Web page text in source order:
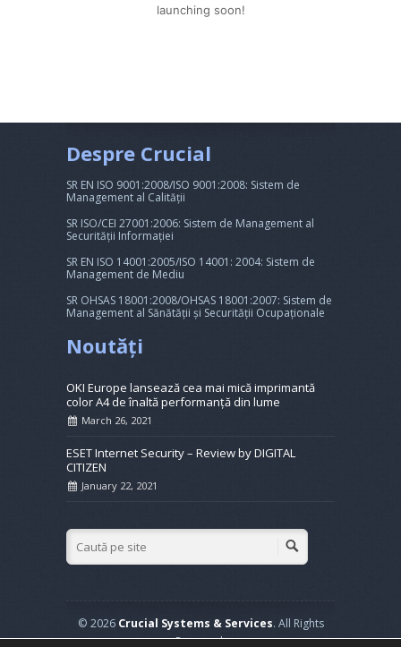
launching soon!
Despre Crucial
SR EN ISO 9001:2008/ISO 9001:2008: Sistem de
Management al Calității
SR ISO/CEI 27001:2006: Sistem de Management al
Securității Informației
SR EN ISO 14001:2005/ISO 14001: 2004: Sistem de
Management de Mediu
SR OHSAS 18001:2008/OHSAS 18001:2007: Sistem de
Management al Sănătății și Securității Ocupaționale
Noutăți
OKI Europe lansează cea mai mică imprimantă
color A4 de înaltă performanță din lume
March 26, 2021
ESET Internet Security – Review by DIGITAL
CITIZEN
January 22, 2021
© 2026 Crucial Systems & Services. All Rights
Reserved.